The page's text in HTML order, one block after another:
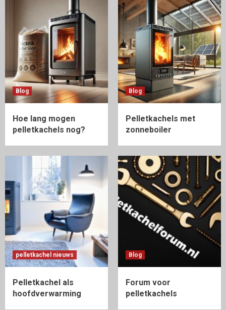
Blog
Hoe lang mogen
pelletkachels nog?
Blog
Pelletkachels met
zonneboiler
pelletkachel nieuws
Pelletkachel als
hoofdverwarming
Blog
Forum voor
pelletkachels